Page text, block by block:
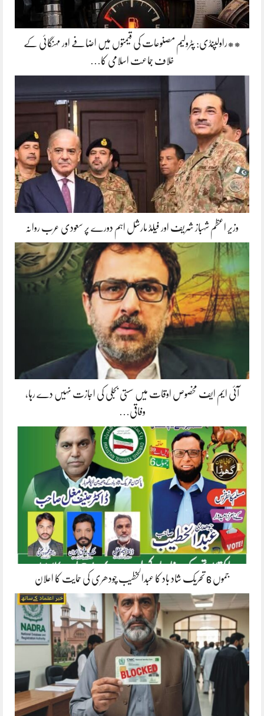
**راولپنڈی: پٹرولیم مصنوعات کی قیمتوں میں اضافے اور مہنگائی کے
خلاف جماعت اسلامی کا…
وزیر اعظم شہباز شریف اور فیلڈ مارشل اہم دورے پر سعودی عرب روانہ
آئی ایم ایف مخصوص اوقات میں سستی بجلی کی اجازت نہیں دے رہا،
وفاقی…
جموں 6 تحریک شاد باد کا عبدالخطیب چودھری کی حمایت کا اعلان